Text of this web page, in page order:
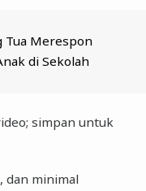
Tua Merespon
di Sekolah
simpan untuk
dan minimal